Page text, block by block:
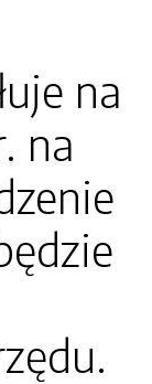
na
na